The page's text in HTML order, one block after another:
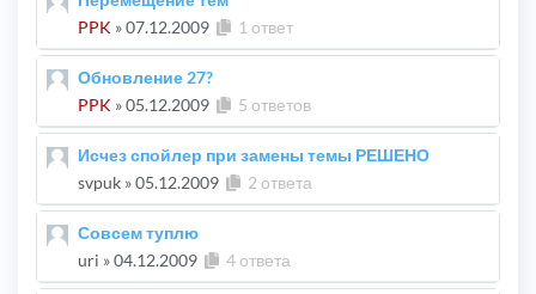
PPK »07.12.2009 1 ответ
Обновление 27?
PPK »05.12.2009 5 ответов
Исчез спойлер при замены темы РЕШЕНО
svpuk »05.12.2009 2 ответа
Совсем туплю
uri »04.12.2009 4 ответа